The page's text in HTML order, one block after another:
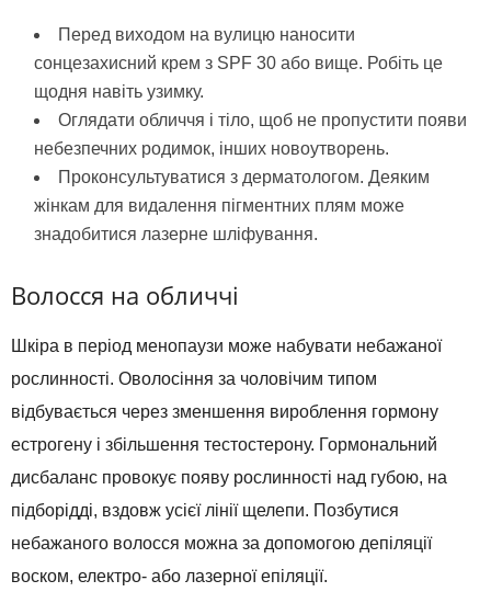
Перед виходом на вулицю наносити
сонцезахисний крем з SPF 30 або вище. Робіть це
щодня навіть узимку.
Оглядати обличчя і тіло, щоб не пропустити появи
небезпечних родимок, інших новоутворень.
Проконсультуватися з дерматологом. Деяким
жінкам для видалення пігментних плям може
знадобитися лазерне шліфування.
Волосся на обличчі
Шкіра в період менопаузи може набувати небажаної
рослинності. Оволосіння за чоловічим типом
відбувається через зменшення вироблення гормону
естрогену і збільшення тестостерону. Гормональний
дисбаланс провокує появу рослинності над губою, на
підборідді, вздовж усієї лінії щелепи. Позбутися
небажаного волосся можна за допомогою депіляції
воском, електро- або лазерної епіляції.